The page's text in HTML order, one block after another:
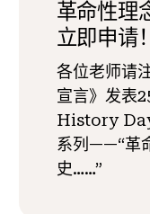
革命性
立即申请！
各位老师请
宣言》发表
History
系列——“革
史……”